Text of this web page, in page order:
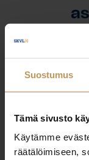
Suostumus
Tämä sivusto
Käytämme
räätälöimiseen,
Jätä